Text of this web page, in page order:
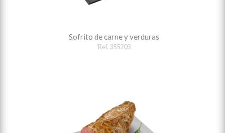
Sofrito de carne y verduras
Ref. 355203